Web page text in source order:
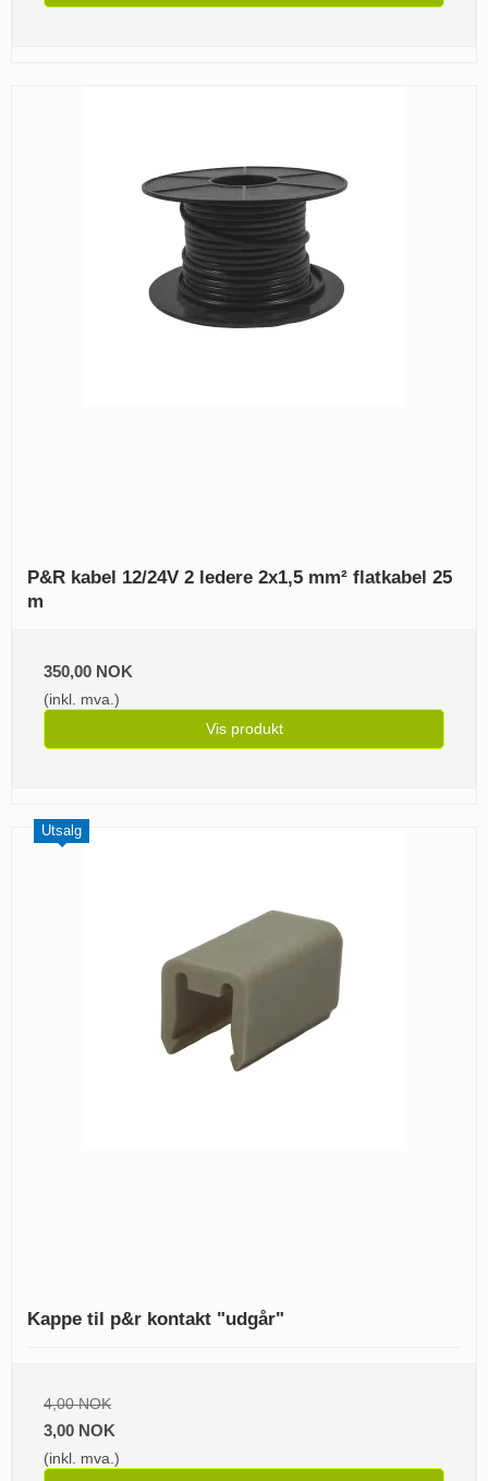
P&R kabel 12/24V 2 ledere 2x1,5 mm² flatkabel 25
m
350,00 NOK
(inkl. mva.)
Vis produkt
Utsalg
Kappe til p&r kontakt "udgår"
4,00 NOK
3,00 NOK
(inkl. mva.)